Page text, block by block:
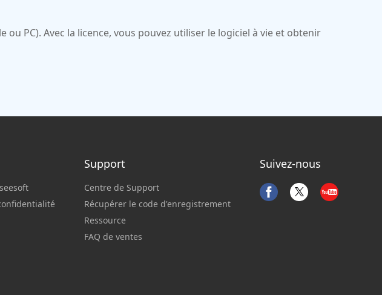
PC). Avec la licence, vous pouvez utiliser le logiciel à vie et obtenir
Support
Centre de Support
Récupérer le code d'enregistrement
Ressource
FAQ de ventes
Suivez-nous